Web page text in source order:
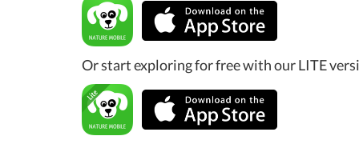
Or start exploring for free with our LITE